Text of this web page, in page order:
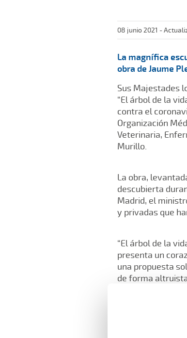
08 junio 2021 -
La magnífica
obra de Jaume
Sus Majestades
“El árbol de la
contra el
Organización
Veterinaria,
Murillo.
La obra,
descubierta
Madrid, el
y privadas que
“El árbol de la
presenta un
una propuesta
de forma
Fundación, Dr.
debemos “su